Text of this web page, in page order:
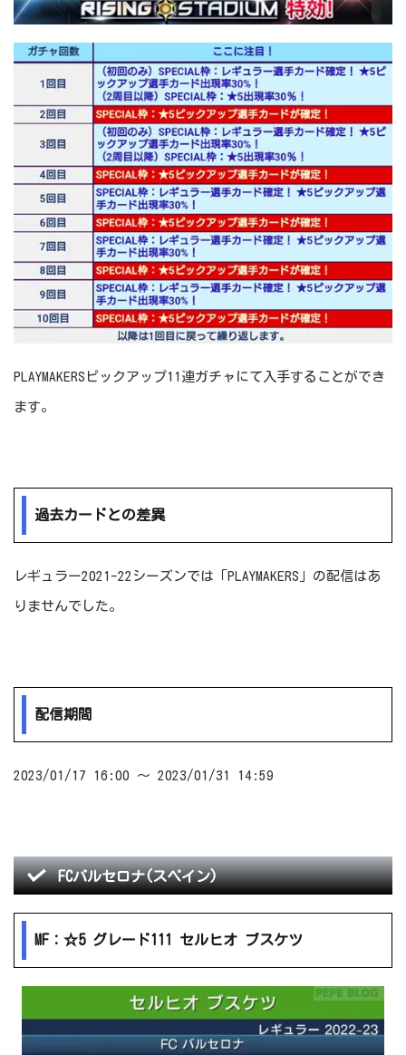
PLAYMAKERSピックアップ11連ガチャにて入手することができ
ます。
過去カードとの差異
レギュラー2021-22シーズンでは「PLAYMAKERS」の配信はあ
りませんでした。
配信期間
2023/01/17 16:00 ～ 2023/01/31 14:59
FCバルセロナ(スペイン)
MF：☆5 グレード111 セルヒオ ブスケツ